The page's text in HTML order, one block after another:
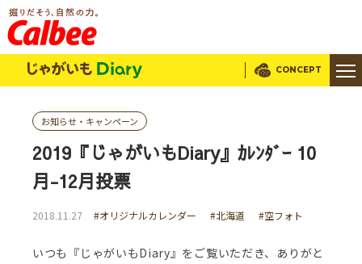
じゃがいもDialy CONCEPT
お知らせ・キャンペーン
2019『じゃがいもDiary』ｶﾚﾝﾀﾞｰ 10
月-12月投票
2018.11.27 #オリジナルカレンダー #北海道 #空フォト
いつも『じゃがいもDiary』をご覧いただき、ありがと